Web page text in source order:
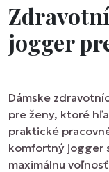
jogger
Dámske
pre ženy, ktoré
praktické
komfortný jogger
maximálnu